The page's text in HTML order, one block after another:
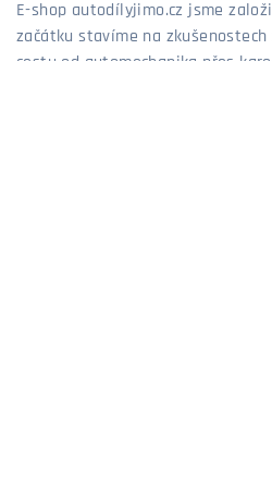
E-shop autodílyjimo.cz jsme
začátku stavíme na zkušenostech
cestu od automechanika přes